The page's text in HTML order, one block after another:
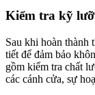
Kiểm tra kỹ
Sau khi hoàn thành
tiết để đảm bảo
gồm kiểm tra chất
các cánh cửa, sự